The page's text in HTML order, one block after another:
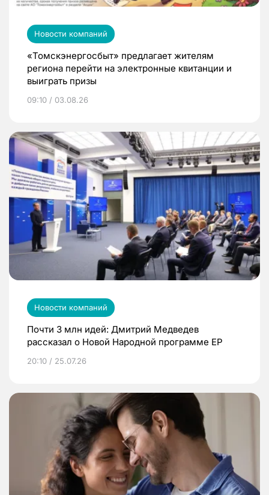
Новости компаний
«Томскэнергосбыт» предлагает жителям
региона перейти на электронные квитанции и
выиграть призы
09:10 / 03.08.26
Новости компаний
Почти 3 млн идей: Дмитрий Медведев
рассказал о Новой Народной программе ЕР
20:10 / 25.07.26